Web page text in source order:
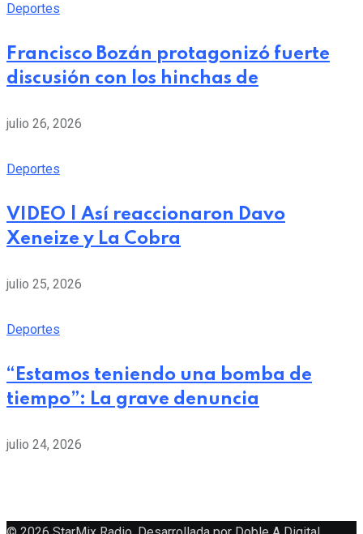
Deportes
Francisco Bozán protagonizó fuerte
discusión con los hinchas de
julio 26, 2026
Deportes
VIDEO | Así reaccionaron Davo
Xeneize y La Cobra
julio 25, 2026
Deportes
“Estamos teniendo una bomba de
tiempo”: La grave denuncia
julio 24, 2026